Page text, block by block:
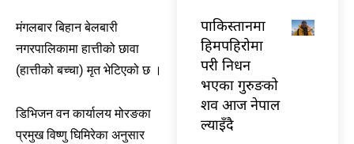
मंगलबार बिहान बेलबारी
नगरपालिकामा हात्तीको छावा
(हात्तीको बच्चा) मृत भेटिएको छ ।
डिभिजन वन कार्यालय मोरङका
प्रमुख विष्णु घिमिरेका अनुसार
पाकिस्तानमा
हिमपहिरोमा
परी निधन
भएका गुरुङको
शव आज नेपाल
ल्याइँदै